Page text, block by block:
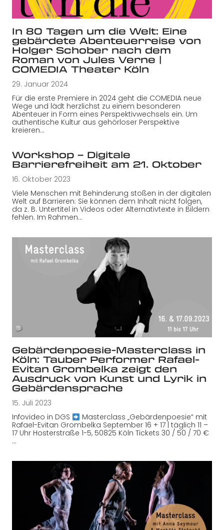
In 80 Tagen um die Welt: Eine
gebärdete Abenteuerreise von
Holger Schober nach dem
Roman von Jules Verne |
COMEDIA Theater Köln
29. Januar 2024
Für die erste Premiere in 2024 geht die COMEDIA neue
Wege und lädt herzlichst zu einem besonderen
Abenteuer in Form eines Perspektivwechsels ein. Um
authentische Kultur aus gehörloser Perspektive
kreieren…
Workshop – Digitale
Barrierefreiheit am 21. Oktober
16. Oktober 2023
Viele Menschen mit Behinderung stoßen in der digitalen
Welt auf Barrieren: Sie können dem Inhalt nicht folgen,
da z. B. Untertitel in Videos oder Alternativtexte in Bildern
fehlen. Im Rahmen…
Gebärdenpoesie-Masterclass in
Köln: Tauber Performer Rafael-
Evitan Grombelka zeigt den
Ausdruck von Kunst und Lyrik in
Gebärdensprache
15. Juli 2023
Infovideo in DGS
Masterclass „Gebärdenpoesie“ mit
Rafael-Evitan Grombelka September 16 + 17 | täglich 11 –
17 Uhr Hosterstraße 1-5, 50825 Köln Tickets 30 / 50 / 70 €
…